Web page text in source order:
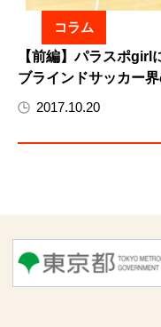
コラム
【前編】パラスポ
ブラインドサッカー
2017.10.20